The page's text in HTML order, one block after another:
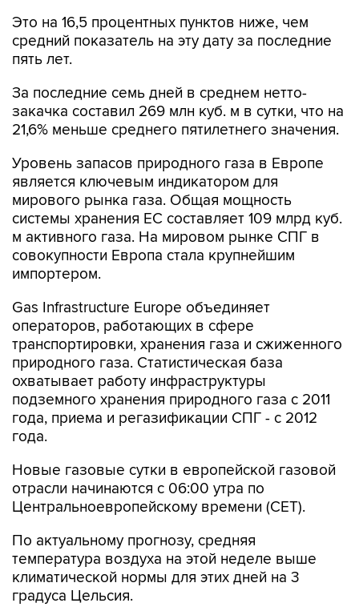
Это на 16,5 процентных пунктов ниже, чем
средний показатель на эту дату за последние
пять лет.
За последние семь дней в среднем нетто-
закачка составил 269 млн куб. м в сутки, что на
21,6% меньше среднего пятилетнего значения.
Уровень запасов природного газа в Европе
является ключевым индикатором для
мирового рынка газа. Общая мощность
системы хранения ЕС составляет 109 млрд куб.
м активного газа. На мировом рынке СПГ в
совокупности Европа стала крупнейшим
импортером.
Gas Infrastructure Europe объединяет
операторов, работающих в сфере
транспортировки, хранения газа и сжиженного
природного газа. Статистическая база
охватывает работу инфраструктуры
подземного хранения природного газа с 2011
года, приема и регазификации СПГ - с 2012
года.
Новые газовые сутки в европейской газовой
отрасли начинаются c 06:00 утра по
Центральноевропейскому времени (CET).
По актуальному прогнозу, средняя
температура воздуха на этой неделе выше
климатической нормы для этих дней на 3
градуса Цельсия.